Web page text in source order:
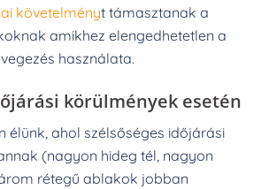
követelményt támasztanak a
amikhez elengedhetetlen a
használata.
körülmények esetén
élünk, ahol szélsőséges időjárási
(nagyon hideg tél, nagyon
rétegű ablakok jobban